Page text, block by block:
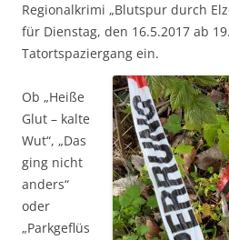
Regionalkrimi „Blutspur durch
für Dienstag, den 16.5.2017 ab
Tatortspaziergang ein.
Ob „Heiße
Glut – kalte
Wut“, „Das
ging nicht
anders“
oder
„Parkgeflüs